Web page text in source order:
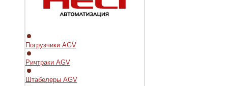
Погрузчики AGV
Ричтраки AGV
Штабелеры AGV